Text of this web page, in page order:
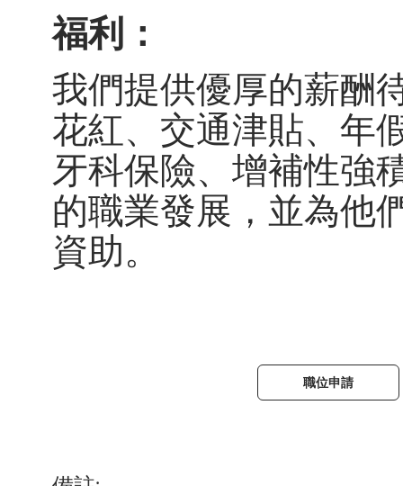
福利：
我們提供優厚的薪酬
花紅、交通津貼、年
牙科保險、增補性強
的職業發展，並為他
資助。
職位申請